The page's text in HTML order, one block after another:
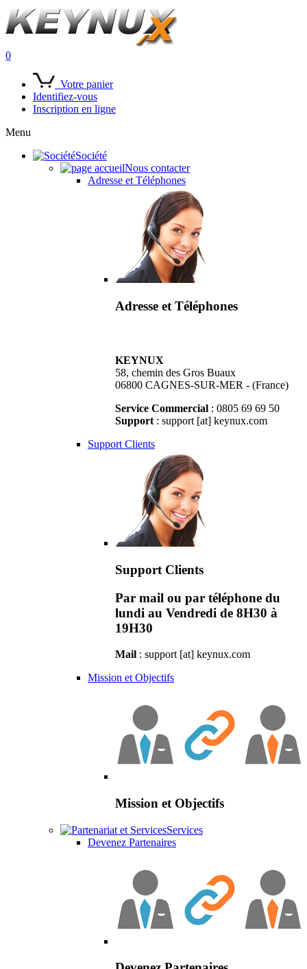
0
Votre panier
Identifiez-vous
Inscription en ligne
Menu
Société
Nous contacter
Adresse et Téléphones
Adresse et Téléphones
KEYNUX
58, chemin des Gros Buaux
06800 CAGNES-SUR-MER - (France)
Service Commercial : 0805 69 69 50
Support : support [at] keynux.com
Support Clients
Support Clients
Par mail ou par téléphone du
lundi au Vendredi de 8H30 à
19H30
Mail : support [at] keynux.com
Mission et Objectifs
Mission et Objectifs
Services
Devenez Partenaires